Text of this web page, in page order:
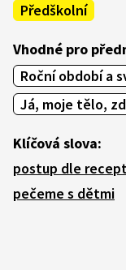
Předškolní
Vhodné pro
Roční období a
Já, moje tělo,
Klíčová slova:
postup dle
pečeme s dětmi